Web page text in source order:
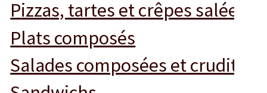
pizzas, tartes et crêpes salées
plats composés
salades composées et crudités